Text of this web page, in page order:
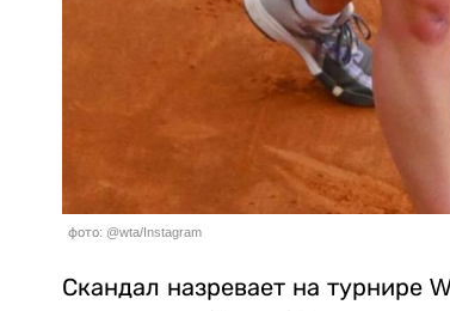
фото: @wta/Instagram
Скандал назревает на турнире